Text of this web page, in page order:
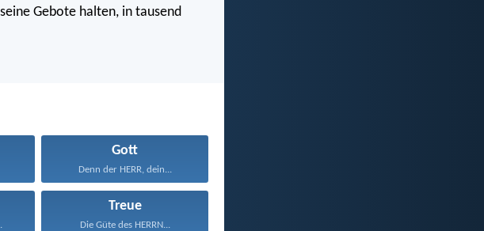
Gebote halten, in tausend
Gott
Denn der HERR, dein...
Treue
Die Güte des HERRN...